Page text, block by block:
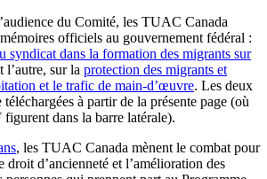
du Comité, les TUAC Canada
officiels au gouvernement fédéral :
syndicat dans la formation des migrants sur
l’autre, sur la protection des migrants et
et le trafic de main-d’œuvre. Les deux
à partir de la présente page (où
dans la barre latérale).
, les TUAC Canada mènent le combat pour
droit d’ancienneté et l’amélioration des